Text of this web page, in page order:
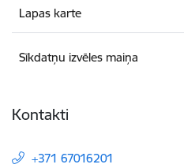
Lapas karte
Sīkdatņu izvēles maiņa
Kontakti
+371 67016201